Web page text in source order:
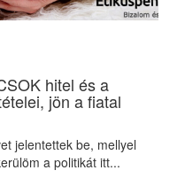
hitel és a
jön a fiatal
jelentettek be, mellyel
a politikát itt...